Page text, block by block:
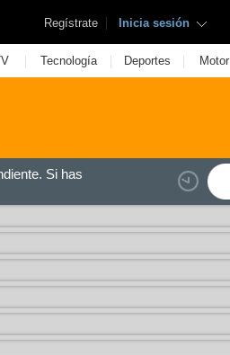
Regístrate | Inicia sesión
| Tecnología | Deportes | Motor
Si has